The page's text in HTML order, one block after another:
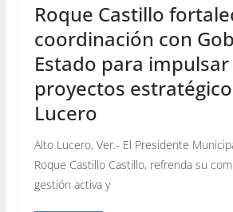
Roque Castillo
coordinación con
Estado para impulsar
proyectos
Lucero
Alto Lucero, Ver.- El Presidente
Roque Castillo Castillo, refrenda su
gestión activa y